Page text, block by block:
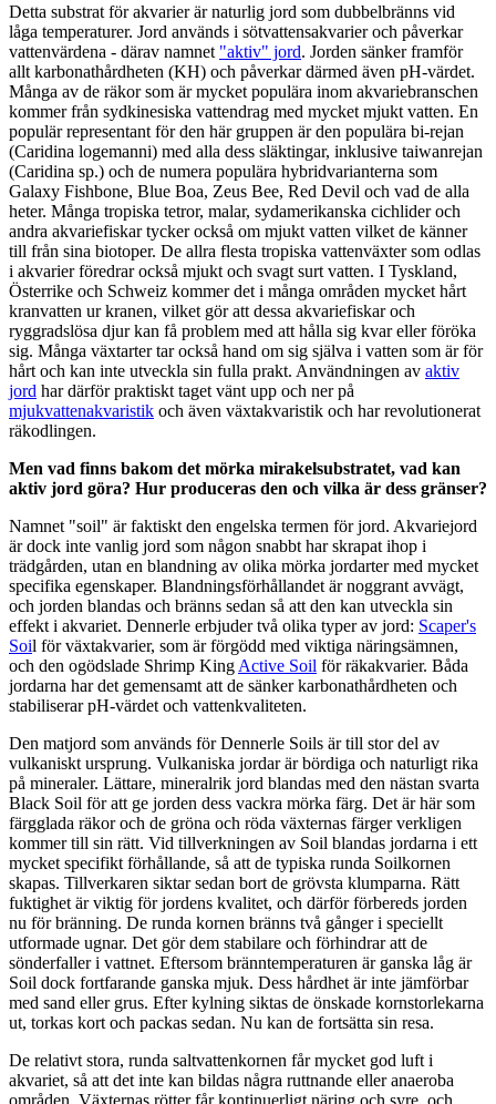
Detta substrat för akvarier är naturlig jord som dubbelbränns vid
låga temperaturer. Jord används i sötvattensakvarier och påverkar
vattenvärdena - därav namnet "aktiv" jord. Jorden sänker framför
allt karbonathårdheten (KH) och påverkar därmed även pH-värdet.
Många av de räkor som är mycket populära inom akvariebranschen
kommer från sydkinesiska vattendrag med mycket mjukt vatten. En
populär representant för den här gruppen är den populära bi-rejan
(Caridina logemanni) med alla dess släktingar, inklusive taiwanrejan
(Caridina sp.) och de numera populära hybridvarianterna som
Galaxy Fishbone, Blue Boa, Zeus Bee, Red Devil och vad de alla
heter. Många tropiska tetror, malar, sydamerikanska cichlider och
andra akvariefiskar tycker också om mjukt vatten vilket de känner
till från sina biotoper. De allra flesta tropiska vattenväxter som odlas
i akvarier föredrar också mjukt och svagt surt vatten. I Tyskland,
Österrike och Schweiz kommer det i många områden mycket hårt
kranvatten ur kranen, vilket gör att dessa akvariefiskar och
ryggradslösa djur kan få problem med att hålla sig kvar eller föröka
sig. Många växtarter tar också hand om sig själva i vatten som är för
hårt och kan inte utveckla sin fulla prakt. Användningen av aktiv
jord har därför praktiskt taget vänt upp och ner på
mjukvattenakvaristik och även växtakvaristik och har revolutionerat
räkodlingen.
Men vad finns bakom det mörka mirakelsubstratet, vad kan
aktiv jord göra? Hur produceras den och vilka är dess gränser?
Namnet "soil" är faktiskt den engelska termen för jord. Akvariejord
är dock inte vanlig jord som någon snabbt har skrapat ihop i
trädgården, utan en blandning av olika mörka jordarter med mycket
specifika egenskaper. Blandningsförhållandet är noggrant avvägt,
och jorden blandas och bränns sedan så att den kan utveckla sin
effekt i akvariet. Dennerle erbjuder två olika typer av jord: Scaper's
Soil för växtakvarier, som är förgödd med viktiga näringsämnen,
och den ogödslade Shrimp King Active Soil för räkakvarier. Båda
jordarna har det gemensamt att de sänker karbonathårdheten och
stabiliserar pH-värdet och vattenkvaliteten.
Den matjord som används för Dennerle Soils är till stor del av
vulkaniskt ursprung. Vulkaniska jordar är bördiga och naturligt rika
på mineraler. Lättare, mineralrik jord blandas med den nästan svarta
Black Soil för att ge jorden dess vackra mörka färg. Det är här som
färgglada räkor och de gröna och röda växternas färger verkligen
kommer till sin rätt. Vid tillverkningen av Soil blandas jordarna i ett
mycket specifikt förhållande, så att de typiska runda Soilkornen
skapas. Tillverkaren siktar sedan bort de grövsta klumparna. Rätt
fuktighet är viktig för jordens kvalitet, och därför förbereds jorden
nu för bränning. De runda kornen bränns två gånger i speciellt
utformade ugnar. Det gör dem stabilare och förhindrar att de
sönderfaller i vattnet. Eftersom bränntemperaturen är ganska låg är
Soil dock fortfarande ganska mjuk. Dess hårdhet är inte jämförbar
med sand eller grus. Efter kylning siktas de önskade kornstorlekarna
ut, torkas kort och packas sedan. Nu kan de fortsätta sin resa.
De relativt stora, runda saltvattenkornen får mycket god luft i
akvariet, så att det inte kan bildas några ruttnande eller anaeroba
områden. Växternas rötter får kontinuerligt näring och syre, och